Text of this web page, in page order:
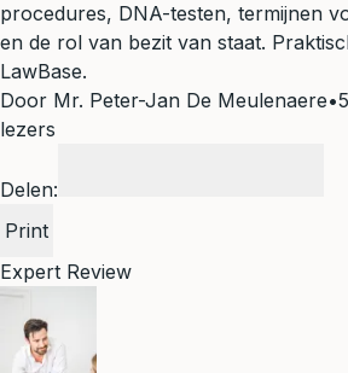
procedures, DNA-testen, termijnen
en de rol van bezit van staat.
LawBase.
Door Mr. Peter-Jan De Meulenaere•
lezers
Delen:
Print
Expert Review